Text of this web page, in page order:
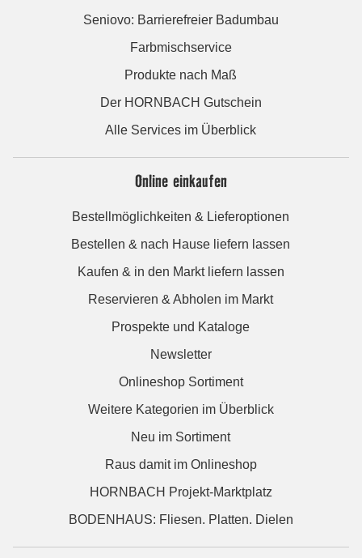
Seniovo: Barrierefreier Badumbau
Farbmischservice
Produkte nach Maß
Der HORNBACH Gutschein
Alle Services im Überblick
Online einkaufen
Bestellmöglichkeiten & Lieferoptionen
Bestellen & nach Hause liefern lassen
Kaufen & in den Markt liefern lassen
Reservieren & Abholen im Markt
Prospekte und Kataloge
Newsletter
Onlineshop Sortiment
Weitere Kategorien im Überblick
Neu im Sortiment
Raus damit im Onlineshop
HORNBACH Projekt-Marktplatz
BODENHAUS: Fliesen. Platten. Dielen